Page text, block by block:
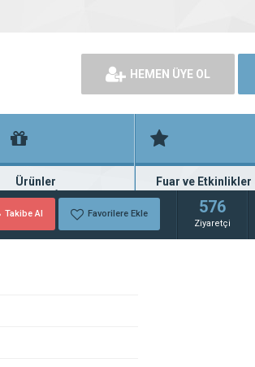
HEMEN ÜYE OL
Ürünler
Binlerce firma ürünü
Fuar ve Etkinlikler
Fuar ve etkinlik planları
Takibe Al Favorilere Ekle 576
Ziyaretçi